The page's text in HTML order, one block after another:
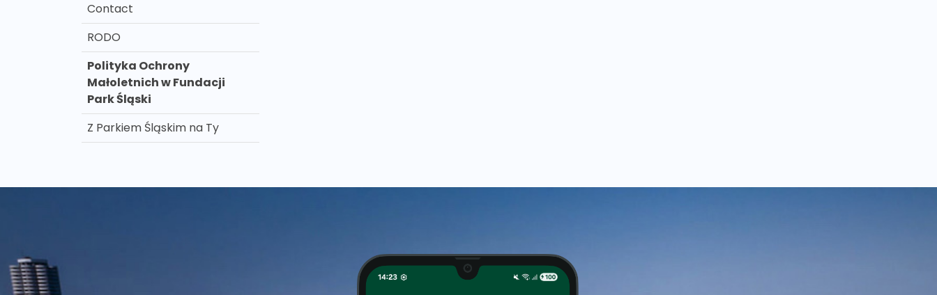
Contact
RODO
Polityka Ochrony
Małoletnich w Fundacji
Park Śląski
Z Parkiem Śląskim na Ty